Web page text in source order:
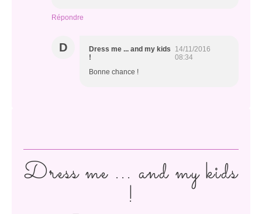
Répondre
D
Dress me ... and my kids
!
14/11/2016
08:34
Bonne chance !
Dress me ... and my kids
!